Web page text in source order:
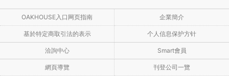
OAKHOUSE入口网页指南 企業簡介
基於特定商取引法的表示 个人信息保护方针
洽詢中心 Smart會員
網頁導覽 刊登公司一覽